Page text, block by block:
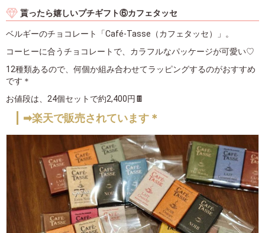
貰ったら嬉しいプチギフト⑥カフェタッセ
ベルギーのチョコレート「Café-Tasse（カフェタッセ）」。
コーヒーに合うチョコレートで、カラフルなパッケージが可愛い♡
12種類あるので、何個か組み合わせてラッピングするのがおすすめ
です＊
お値段は、24個セットで約2,400円🍫
➡楽天で販売されています＊